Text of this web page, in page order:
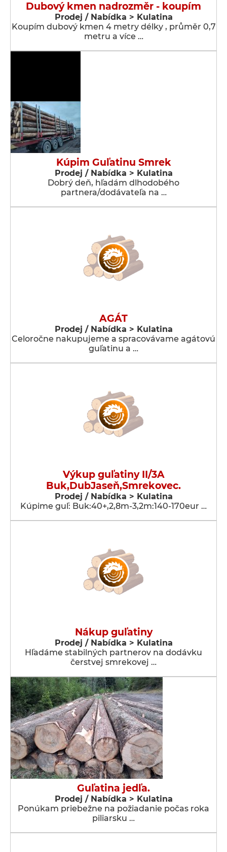
Dubový kmen nadrozměr - koupím
Prodej / Nabídka > Kulatina
Koupím dubový kmen 4 metry délky , průměr 0,7
metru a více …
Kúpim Guľatinu Smrek
Prodej / Nabídka > Kulatina
Dobrý deň, hľadám dlhodobého
partnera/dodávateľa na …
AGÁT
Prodej / Nabídka > Kulatina
Celoročne nakupujeme a spracovávame agátovú
guľatinu a …
Výkup guľatiny II/3A
Buk,DubJaseň,Smrekovec.
Prodej / Nabídka > Kulatina
Kúpime guľ: Buk:40+,2,8m-3,2m:140-170eur …
Nákup guľatiny
Prodej / Nabídka > Kulatina
Hľadáme stabilných partnerov na dodávku
čerstvej smrekovej …
Guľatina jedľa.
Prodej / Nabídka > Kulatina
Ponúkam priebežne na požiadanie počas roka
piliarsku …